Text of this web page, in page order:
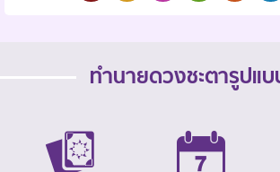
ทำนายดวงชะตารูปแ